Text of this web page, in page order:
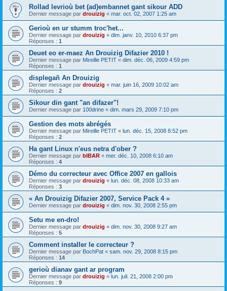
Rollad levrioù bet (ad)embannet gant sikour ADD
Dernier message par drouizig « mar. oct. 02, 2007 1:25 am
Gerioù en ur stumm troc'het...
Dernier message par drouizig « dim. janv. 10, 2010 6:37 pm
Réponses : 1
Deuet eo er-maez An Drouizig Difazier 2010 !
Dernier message par Mireille PETIT « dim. déc. 06, 2009 4:59 pm
Réponses : 1
displegañ An Drouizig
Dernier message par drouizig « mar. juin 16, 2009 10:02 am
Réponses : 2
Sikour din gant "an difazer"!
Dernier message par 100drine « dim. mars 29, 2009 7:10 pm
Gestion des mots abrégés
Dernier message par Mireille PETIT « lun. déc. 15, 2008 8:52 pm
Réponses : 2
Ha gant Linux n'eus netra d'ober ?
Dernier message par bIBAR « mer. déc. 10, 2008 6:10 am
Réponses : 4
Démo du correcteur avec Office 2007 en gallois
Dernier message par drouizig « lun. déc. 08, 2008 10:33 am
Réponses : 3
« An Drouizig Difazier 2007, Service Pack 4 »
Dernier message par drouizig « dim. nov. 30, 2008 2:55 pm
Setu me en-dro!
Dernier message par drouizig « dim. nov. 30, 2008 9:27 am
Réponses : 5
Comment installer le correcteur ?
Dernier message par BochPat « sam. nov. 29, 2008 8:15 pm
Réponses : 14
gerioù dianav gant ar program
Dernier message par drouizig « lun. juil. 21, 2008 2:00 pm
Réponses : 9